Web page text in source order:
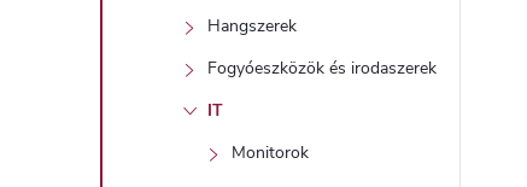
Hangszerek
Fogyóeszközök és irodaszerek
IT
Monitorok